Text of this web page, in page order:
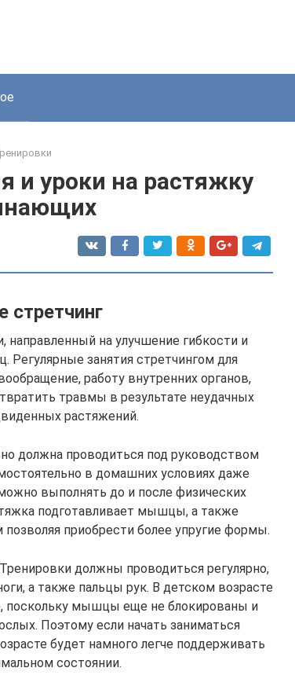
и уроки на растяжку
стретчинг
направленный на улучшение гибкости и
занятия стретчингом для
работу внутренних органов,
травмы в результате неудачных
растяжений.
должна проводиться под руководством
в домашних условиях даже
выполнять до и после физических
подготавливает мышцы, а также
приобрести более упругие формы.
должны проводиться регулярно,
а также пальцы рук. В детском возрасте
поскольку мышцы еще не блокированы и
Поэтому если начать заниматься
будет намного легче поддерживать
состоянии.